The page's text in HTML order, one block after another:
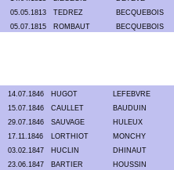
05.05.1813 TEDREZ
BECQUEBOIS
05.07.1815 ROMBAUT BECQUEBOIS
14.07.1846 HUGOT
LEFEBVRE
15.07.1846 CAULLET
BAUDUIN
29.07.1846 SAUVAGE
HULEUX
17.11.1846 LORTHIOT
MONCHY
03.02.1847 HUCLIN
DHINAUT
23.06.1847 BARTIER
HOUSSIN